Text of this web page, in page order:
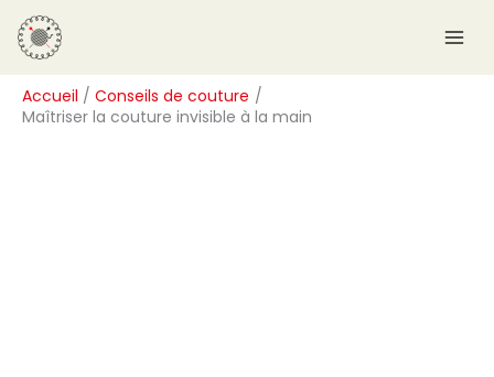
Aller
au
contenu
Accueil
Conseils de couture
Maîtriser la couture invisible à la main
R
e
c
h